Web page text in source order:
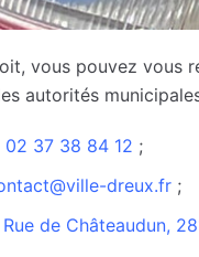
vous pouvez vous
autorités
02 37 38 84 12 ;
dreux.fr ;
de Châteaudun,